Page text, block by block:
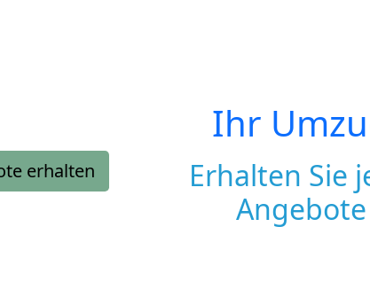
erhalten
Ihr
Erhalten Sie
Angebote